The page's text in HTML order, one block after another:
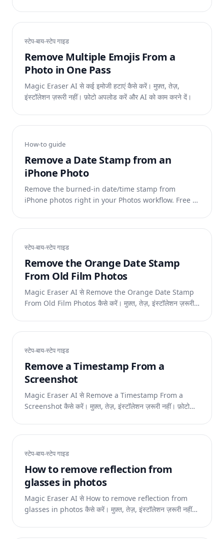
स्टेप-बाय-स्टेप गाइड
Remove Multiple Emojis From a
Photo in One Pass
Magic Eraser AI से कई इमोजी हटाएं कैसे करें। मुफ़्त, तेज़,
इंस्टॉलेशन ज़रूरी नहीं। फ़ोटो अपलोड करें और AI को काम करने दें।
How-to guide
Remove a Date Stamp from an
iPhone Photo
Remove the burned-in date/time stamp from
iPhone photos right in your Photos workflow. Free AI
स्टेप-बाय-स्टेप गाइड
Remove the Orange Date Stamp
From Old Film Photos
Magic Eraser AI से Remove the Orange Date Stamp
From Old Film Photos कैसे करें। मुफ़्त, तेज़, इंस्टॉलेशन ज़रूरी
स्टेप-बाय-स्टेप गाइड
Remove a Timestamp From a
Screenshot
Magic Eraser AI से Remove a Timestamp From a
Screenshot कैसे करें। मुफ़्त, तेज़, इंस्टॉलेशन ज़रूरी नहीं। फ़ोटो
स्टेप-बाय-स्टेप गाइड
How to remove reflection from
glasses in photos
Magic Eraser AI से How to remove reflection from
glasses in photos कैसे करें। मुफ़्त, तेज़, इंस्टॉलेशन ज़रूरी नहीं।